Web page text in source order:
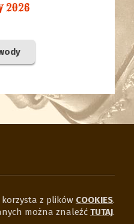
2026
z plików COOKIES.
można znaleźć TUTAJ.